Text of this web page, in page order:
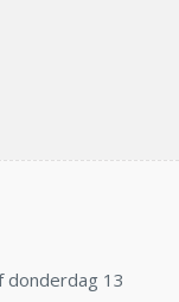
donderdag 13